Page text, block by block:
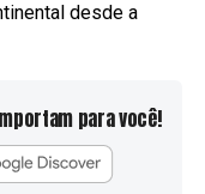
desde a
para você!